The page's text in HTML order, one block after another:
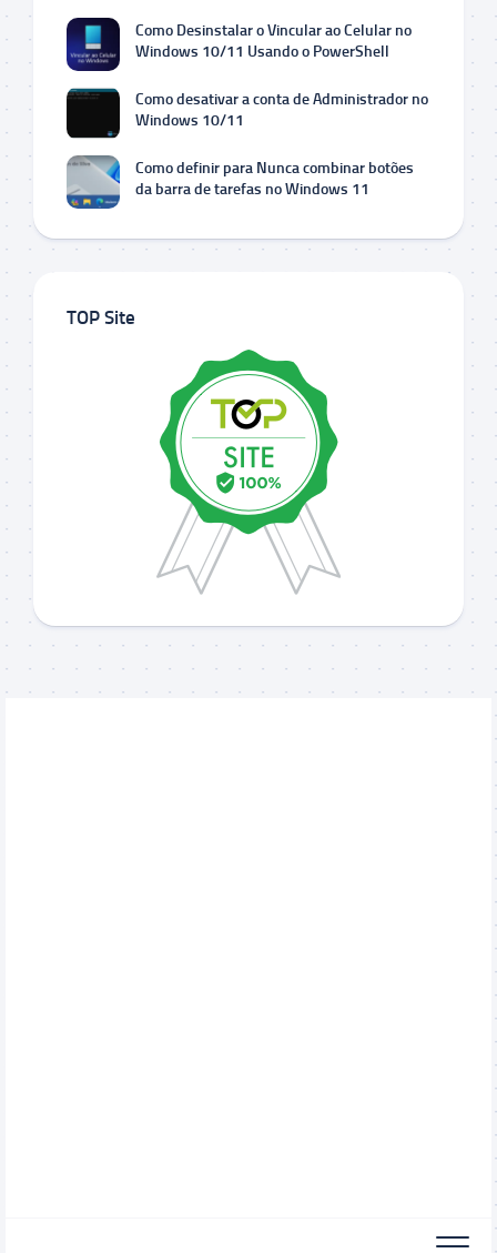
Como Desinstalar o Vincular ao Celular no
Windows 10/11 Usando o PowerShell
Como desativar a conta de Administrador no
Windows 10/11
Como definir para Nunca combinar botões
da barra de tarefas no Windows 11
TOP Site